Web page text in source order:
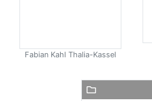
Fabian Kahl Thalia-Kassel